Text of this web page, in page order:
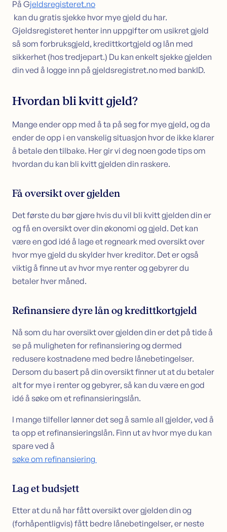
På Gjeldsregisteret.no
kan du gratis sjekke hvor mye gjeld du har.
Gjeldsregisteret henter inn uppgifter om usikret gjeld
så som forbruksgjeld, kredittkortgjeld og lån med
sikkerhet (hos tredjepart.) Du kan enkelt sjekke gjelden
din ved å logge inn på gjeldsregistret.no med bankID.
Hvordan bli kvitt gjeld?
Mange ender opp med å ta på seg for mye gjeld, og da
ender de opp i en vanskelig situasjon hvor de ikke klarer
å betale den tilbake. Her gir vi deg noen gode tips om
hvordan du kan bli kvitt gjelden din raskere.
Få oversikt over gjelden
Det første du bør gjøre hvis du vil bli kvitt gjelden din er
og få en oversikt over din økonomi og gjeld. Det kan
være en god idé å lage et regneark med oversikt over
hvor mye gjeld du skylder hver kreditor. Det er også
viktig å finne ut av hvor mye renter og gebyrer du
betaler hver måned.
Refinansiere dyre lån og kredittkortgjeld
Nå som du har oversikt over gjelden din er det på tide å
se på muligheten for refinansiering og dermed
redusere kostnadene med bedre lånebetingelser.
Dersom du basert på din oversikt finner ut at du betaler
alt for mye i renter og gebyrer, så kan du være en god
idé å søke om et refinansieringslån.
I mange tilfeller lønner det seg å samle all gjelder, ved å
ta opp et refinansieringslån. Finn ut av hvor mye du kan
spare ved å
søke om refinansiering
Lag et budsjett
Etter at du nå har fått oversikt over gjelden din og
(forhåpentligvis) fått bedre lånebetingelser, er neste